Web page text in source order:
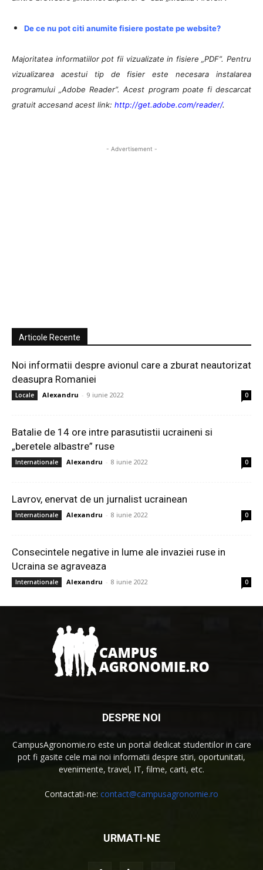
De ce nu pot citi anumite fisiere postate pe website?
Majoritatea informatiilor pot fii vizualizate in fisiere „PDF”. Pentru
vizualizarea acestui tip de fisier este necesara instalarea
programului „Adobe Reader”. Acest program poate fi descarcat
gratuit accesand acest link: http://get.adobe.com/reader/.
- Advertisement -
Articole Recente
Noi informatii despre avionul care a zburat neautorizat
deasupra Romaniei
Locale Alexandru - 9 iunie 2022 0
Batalie de 14 ore intre parasutistii ucraineni si
„beretele albastre” ruse
Internationale Alexandru - 8 iunie 2022 0
Lavrov, enervat de un jurnalist ucrainean
Internationale Alexandru - 8 iunie 2022 0
Consecintele negative in lume ale invaziei ruse in
Ucraina se agraveaza
Internationale Alexandru - 8 iunie 2022 0
DESPRE NOI
CampusAgronomie.ro este un portal dedicat studentilor in care
pot fi gasite cele mai noi informatii despre stiri, oportunitati,
evenimente, travel, IT, filme, carti, etc.
Contactati-ne: contact@campusagronomie.ro
URMATI-NE